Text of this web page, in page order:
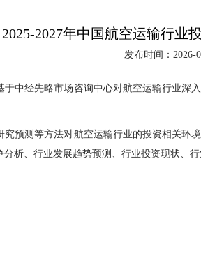
2025-2027年中国航空运输行业
发布时间：2026-
经先略市场咨询中心对航空运输行业深
测等方法对航空运输行业的投资相关环
析、行业发展趋势预测、行业投资现状、